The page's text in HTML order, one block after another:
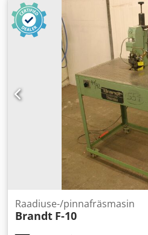
Raadiuse-/pinnafräsmasin
Brandt F-10